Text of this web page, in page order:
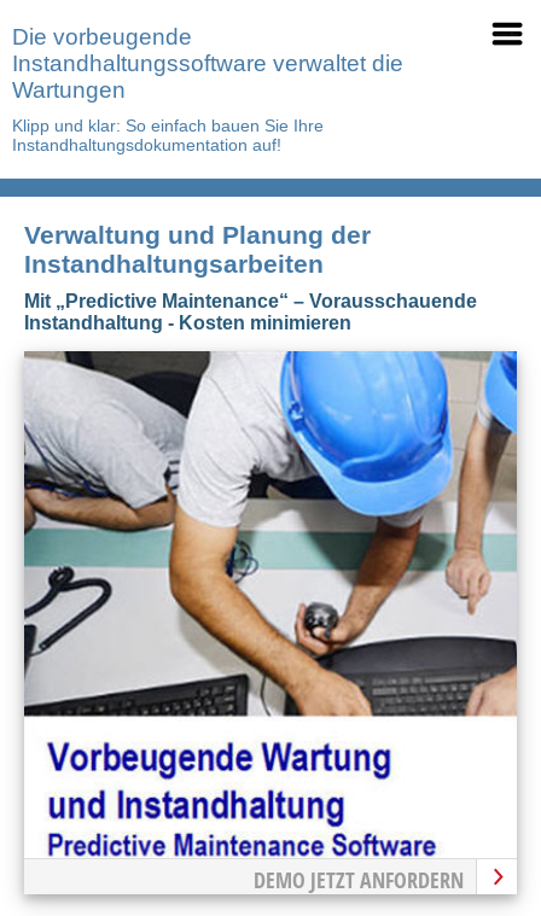
Die vorbeugende
Instandhaltungssoftware verwaltet die
Wartungen
Klipp und klar: So einfach bauen Sie Ihre
Instandhaltungsdokumentation auf!
Verwaltung und Planung der
Instandhaltungsarbeiten
Mit „Predictive Maintenance“ – Vorausschauende
Instandhaltung - Kosten minimieren
DEMO JETZT ANFORDERN